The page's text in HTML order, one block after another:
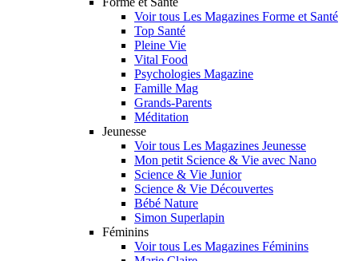
Voir tous Les Magazines Forme et Santé
Top Santé
Pleine Vie
Vital Food
Psychologies Magazine
Famille Mag
Grands-Parents
Méditation
Jeunesse
Voir tous Les Magazines Jeunesse
Mon petit Science & Vie avec Nano
Science & Vie Junior
Science & Vie Découvertes
Bébé Nature
Simon Superlapin
Féminins
Voir tous Les Magazines Féminins